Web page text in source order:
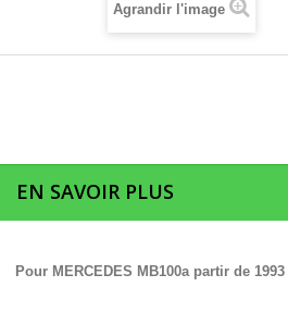
Agrandir l'image
EN SAVOIR PLUS
Pour MERCEDES MB100a partir de 1993